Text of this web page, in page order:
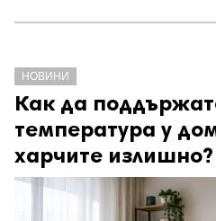
НОВИНИ
Как да
температура у
харчите излишно?